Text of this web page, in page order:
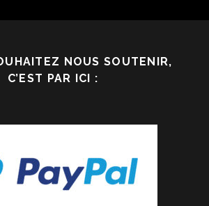
CONSCIENCE
NOUS SOUTENIR,
C’EST PAR ICI :